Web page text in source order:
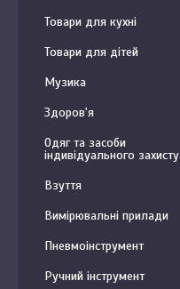
Товари для кухні
Товари для дітей
Музика
Здоров'я
Одяг та засоби
індивідуального захисту
Взуття
Вимірювальні прилади
Пневмоінструмент
Ручний інструмент